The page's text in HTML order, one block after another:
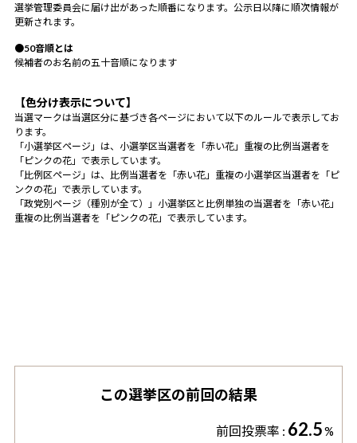
選挙管理委員会に届け出があった順番になります。公示日以降に順次情報が
更新されます。
●50音順とは
候補者のお名前の五十音順になります
【色分け表示について】
当選マークは当選区分に基づき各ページにおいて以下のルールで表示してお
ります。
「小選挙区ページ」は、小選挙区当選者を「赤い花」重複の比例当選者を
「ピンクの花」で表示しています。
「比例区ページ」は、比例当選者を「赤い花」重複の小選挙区当選者を「ピ
ンクの花」で表示しています。
「政党別ページ（種別が全て）」小選挙区と比例単独の当選者を「赤い花」
重複の比例当選者を「ピンクの花」で表示しています。
この選挙区の前回の結果
前回投票率 : 62.5%